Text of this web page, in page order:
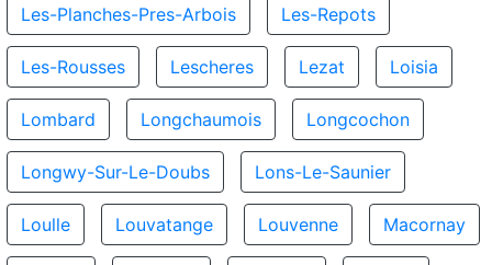
Les-Planches-Pres-Arbois Les-Repots
Les-Rousses Lescheres Lezat Loisia
Lombard Longchaumois Longcochon
Longwy-Sur-Le-Doubs Lons-Le-Saunier
Loulle Louvatange Louvenne Macornay